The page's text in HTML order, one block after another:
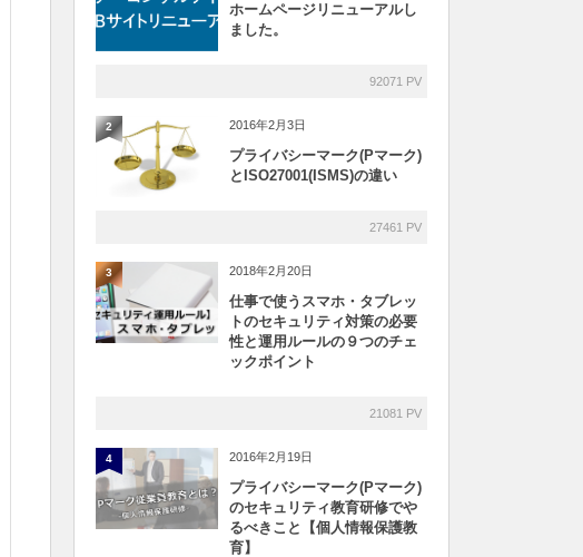
ホームページリニューアルし
ました。
92071 PV
2 2016年2月3日
プライバシーマーク(Pマーク)
とISO27001(ISMS)の違い
27461 PV
3 2018年2月20日
仕事で使うスマホ・タブレッ
トのセキュリティ対策の必要
性と運用ルールの９つのチェ
ックポイント
21081 PV
4 2016年2月19日
プライバシーマーク(Pマーク)
のセキュリティ教育研修でや
るべきこと【個人情報保護教
育】